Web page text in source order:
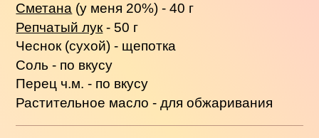
Сметана (у меня 20%) - 40 г
Репчатый лук - 50 г
Чеснок (сухой) - щепотка
Соль - по вкусу
Перец ч.м. - по вкусу
Растительное масло - для обжаривания